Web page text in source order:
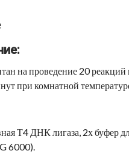
на проведение 20
при комнатной
Т4 ДНК лигаза, 2х
6000).